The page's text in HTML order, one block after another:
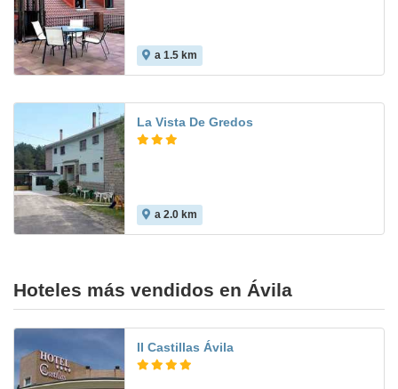
a 1.5 km
La Vista De Gredos
a 2.0 km
Hoteles más vendidos en Ávila
II Castillas Ávila